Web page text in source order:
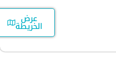
عرض
الخريطة